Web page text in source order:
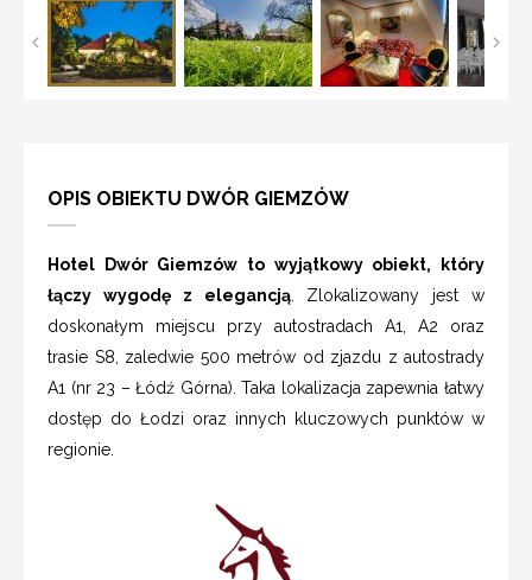
OPIS OBIEKTU DWÓR GIEMZÓW
Hotel Dwór Giemzów to wyjątkowy obiekt, który
łączy wygodę z elegancją. Zlokalizowany jest w
doskonałym miejscu przy autostradach A1, A2 oraz
trasie S8, zaledwie 500 metrów od zjazdu z autostrady
A1 (nr 23 – Łódź Górna). Taka lokalizacja zapewnia łatwy
dostęp do Łodzi oraz innych kluczowych punktów w
regionie.